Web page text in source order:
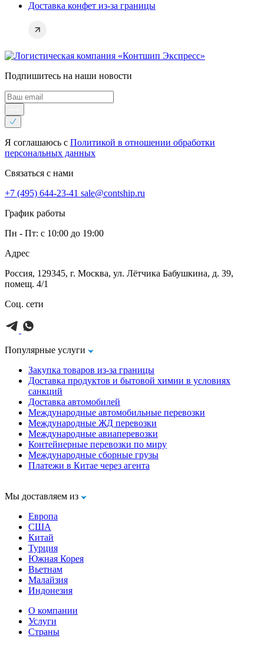
Доставка конфет из-за границы
Подпишитесь на наши новости
Я соглашаюсь с Политикой в отношении обработки
персональных данных
Связаться с нами
+7 (495) 644-23-41 sale@contship.ru
График работы
Пн - Пт: с 10:00 до 19:00
Адрес
Россия, 129345, г. Москва, ул. Лётчика Бабушкина, д. 39,
помещ. 4/1
Соц. сети
Популярные услуги
Закупка товаров из-за границы
Доставка продуктов и бытовой химии в условиях
санкций
Доставка автомобилей
Международные автомобильные перевозки
Международные ЖД перевозки
Международные авиаперевозки
Контейнерные перевозки по миру
Международные сборные грузы
Платежи в Китае через агента
Мы доставляем из
Европа
США
Китай
Турция
Южная Корея
Вьетнам
Малайзия
Индонезия
О компании
Услуги
Страны